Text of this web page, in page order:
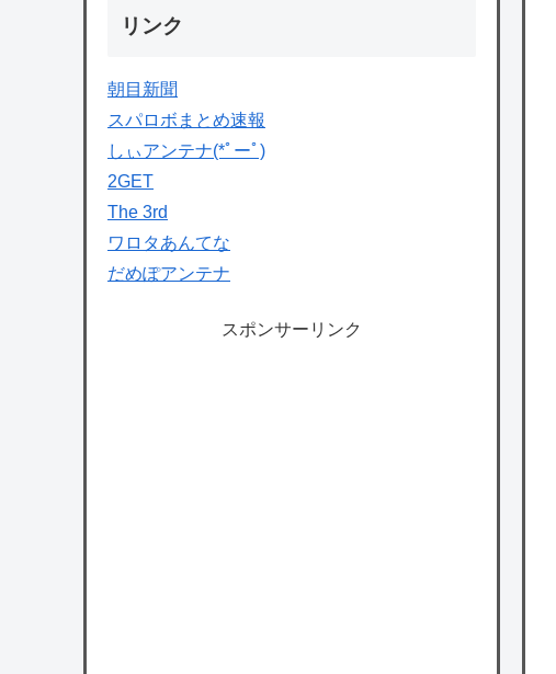
リンク
朝目新聞
スパロボまとめ速報
しぃアンテナ(*ﾟーﾟ)
2GET
The 3rd
ワロタあんてな
だめぽアンテナ
スポンサーリンク